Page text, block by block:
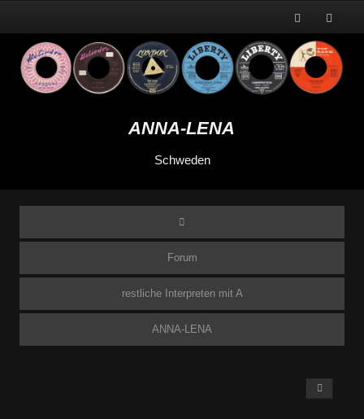
ANNA-LENA
Schweden
Forum
restliche Interpreten mit A
ANNA-LENA